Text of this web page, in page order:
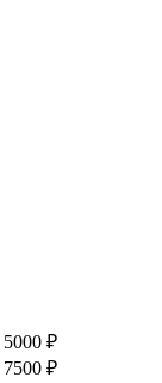
5000 ₽
7500 ₽